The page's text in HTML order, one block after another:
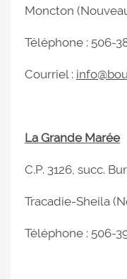
Moncton
Téléphone : 506-
Courriel :
La Grande Marée
C.P. 3126, succ.
Tracadie-Sheila
Téléphone : 506-